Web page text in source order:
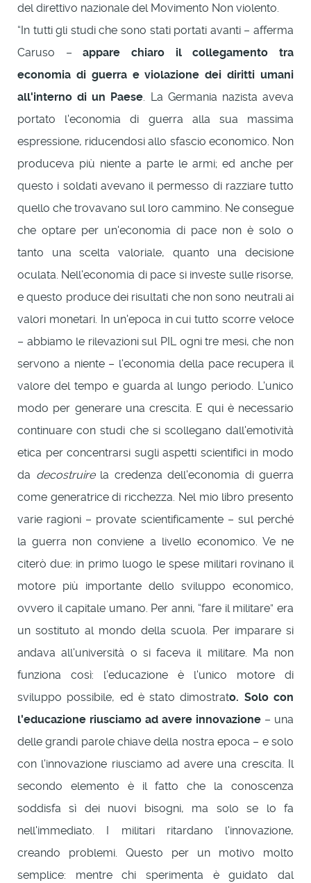
del direttivo nazionale del Movimento Non violento.
“In tutti gli studi che sono stati portati avanti – afferma
Caruso –appare chiaro il collegamento tra
economia di guerra e violazione dei diritti umani
all'interno di un Paese . La Germania nazista aveva
portato l'economia di guerra alla sua massima
espressione, riducendosi allo sfascio economico. Non
produceva più niente a parte le armi; ed anche per
questo i soldati avevano il permesso di razziare tutto
quello che trovavano sul loro cammino. Ne consegue
che optare per un'economia di pace non è solo o
tanto una scelta valoriale, quanto una decisione
oculata. Nell'economia di pace si investe sulle risorse,
e questo produce dei risultati che non sono neutrali ai
valori monetari. In un'epoca in cui tutto scorre veloce
– abbiamo le rilevazioni sul PIL ogni tre mesi, che non
servono a niente – l'economia della pace recupera il
valore del tempo e guarda al lungo periodo. L'unico
modo per generare una crescita. E qui è necessario
continuare con studi che si scollegano dall'emotività
etica per concentrarsi sugli aspetti scientifici in modo
da decostruirela credenza dell'economia di guerra
come generatrice di ricchezza. Nel mio libro presento
varie ragioni – provate scientificamente – sul perché
la guerra non conviene a livello economico. Ve ne
citerò due: in primo luogo le spese militari rovinano il
motore più importante dello sviluppo economico,
ovvero il capitale umano. Per anni, “fare il militare” era
un sostituto al mondo della scuola. Per imparare si
andava all'università o si faceva il militare. Ma non
funziona così: l'educazione è l'unico motore di
sviluppo possibile, ed è stato dimostrato. Solo con
l'educazione riusciamo ad avere innovazione – una
delle grandi parole chiave della nostra epoca – e solo
con l'innovazione riusciamo ad avere una crescita. Il
secondo elemento è il fatto che la conoscenza
soddisfa sì dei nuovi bisogni, ma solo se lo fa
nell'immediato. I militari ritardano l'innovazione,
creando problemi. Questo per un motivo molto
semplice: mentre chi sperimenta è guidato dal